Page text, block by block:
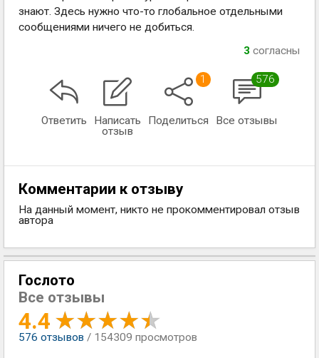
знают. Здесь нужно что-то глобальное отдельными
сообщениями ничего не добиться.
3 согласны
Ответить
Написать
отзыв
1
Поделиться
576
Все отзывы
Комментарии к отзыву
На данный момент, никто не прокомментировал отзыв
автора
Гослото
Все отзывы
4.4
576 отзывов / 154309 просмотров